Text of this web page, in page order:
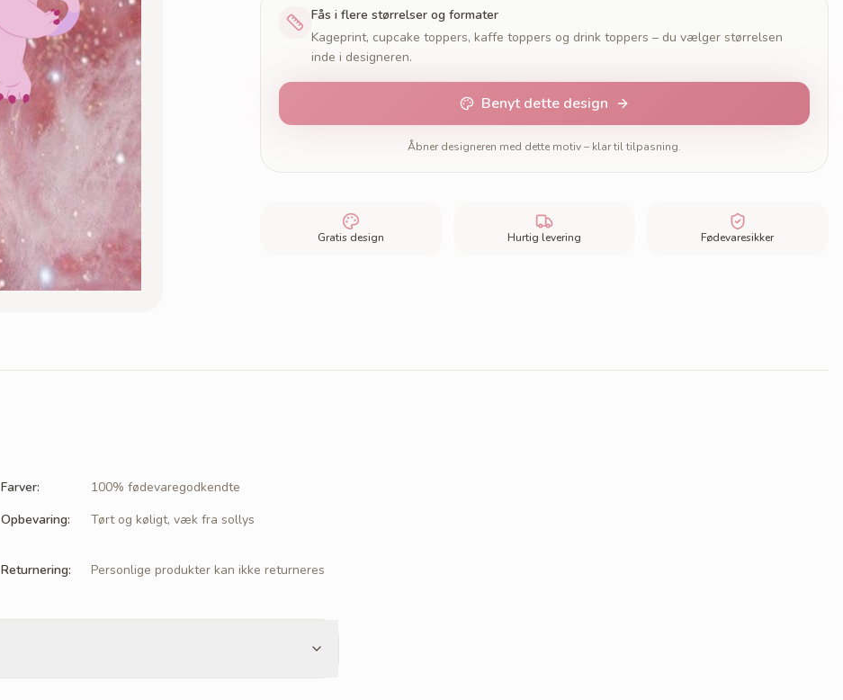
Fås i flere størrelser og formater
Kageprint, cupcake toppers, kaffe toppers og drink toppers – du vælger størrelsen
inde i designeren.
Benyt dette design
Åbner designeren med dette motiv – klar til tilpasning.
Gratis design Hurtig levering Fødevaresikker
Farver:
100% fødevaregodkendte
Opbevaring: Tørt og køligt, væk fra sollys
Returnering: Personlige produkter kan ikke returneres